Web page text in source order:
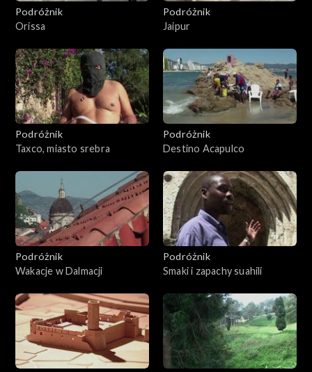
Podróżnik
Orissa
Podróżnik
Jaipur
Podróżnik
Taxco, miasto srebra
Podróżnik
Destino Acapulco
Podróżnik
Wakacje w Dalmacji
Podróżnik
Smaki i zapachy suahili